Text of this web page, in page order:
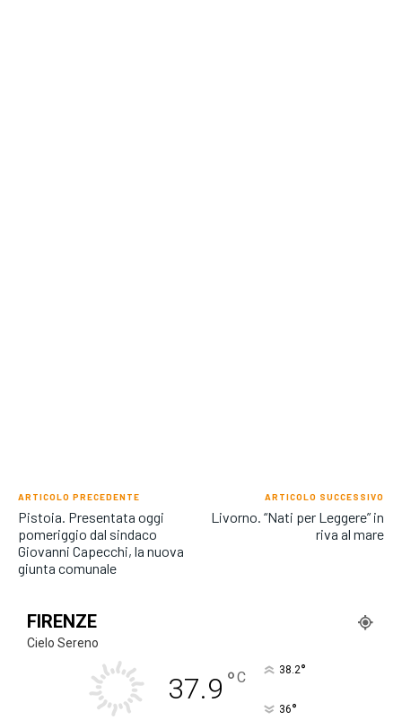
ARTICOLO PRECEDENTE
Pistoia. Presentata oggi
pomeriggio dal sindaco
Giovanni Capecchi, la nuova
giunta comunale
ARTICOLO SUCCESSIVO
Livorno. “Nati per Leggere” in
riva al mare
FIRENZE
Cielo Sereno
37.9 °C 38.2°
36°